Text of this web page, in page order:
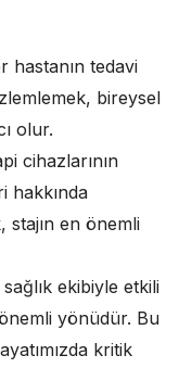
hastanın tedavi
bireysel
olur.
cihazlarının
hakkında
stajın en önemli
ekibiyle etkili
yönüdür. Bu
kritik